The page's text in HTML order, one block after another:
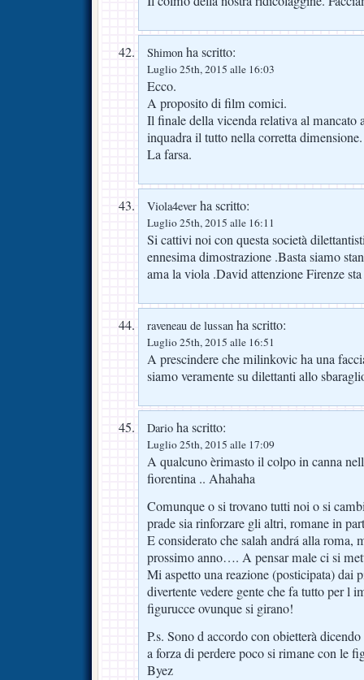
Shimon ha scritto:
Luglio 25th, 2015 alle 16:03
Ecco.
A proposito di film comici.
Il finale della vicenda relativa al
inquadra il tutto nella corretta dimensione.
La farsa.
Viola4ever ha scritto:
Luglio 25th, 2015 alle 16:11
Si cattivi noi con questa società
ennesima dimostrazione .Basta siamo
ama la viola .David attenzione Firenze
raveneau de lussan ha scritto:
Luglio 25th, 2015 alle 16:51
A prescindere che milinkovic ha una
siamo veramente su dilettanti allo
Dario ha scritto:
Luglio 25th, 2015 alle 17:09
A qualcuno èrimasto il colpo in canna
fiorentina .. Ahahaha
Comunque o si trovano tutti noi o si
prade sia rinforzare gli altri, romane in
E considerato che salah andrá alla roma,
prossimo anno…. A pensar male ci si
Mi aspetto una reazione (posticipata)
divertente vedere gente che fa tutto per l
figurucce ovunque si girano!
P.s. Sono d accordo con obietterà
a forza di perdere poco si rimane con le
Byez